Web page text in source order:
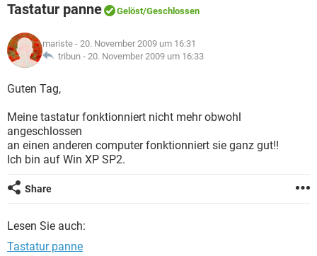
WHATSAPP TIKTOK
FACEBOOK
WHATSAPP TIKTOK
FACEBOOK
SPIELE STREAMING
ANDROID
WINDOWS 10 INSTAGRAM
WHATSAPP
SPIELE STREAMING
ANDROID
WINDOWS 10
WHATSAPP TIKTOK
FACEBOOK HARDWARE
LEXIKON
SPIELE
WINDOWS 10
WHATSAPP
FACEBOOK
Tastatur panne Gelöst/Geschlossen
mariste - 20. November 2009 um 16:31
tribun - 20. November 2009 um 16:33
Guten Tag,
Meine tastatur fonktionniert nicht mehr obwohl
angeschlossen
an einen anderen computer fonktionniert sie ganz gut!!
Ich bin auf Win XP SP2.
Share
Lesen Sie auch:
Tastatur panne